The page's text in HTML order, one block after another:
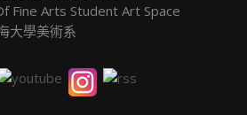
Fine Arts Student Art Space
大學美術系